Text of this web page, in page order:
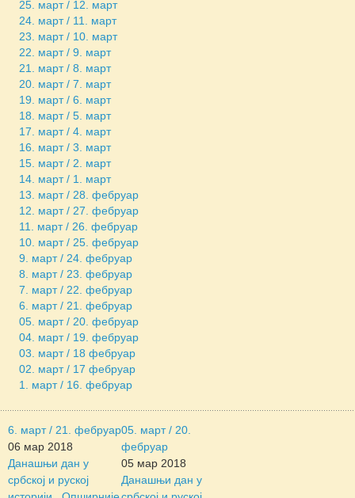
25. март / 12. март
24. март / 11. март
23. март / 10. март
22. март / 9. март
21. март / 8. март
20. март / 7. март
19. март / 6. март
18. март / 5. март
17. март / 4. март
16. март / 3. март
15. март / 2. март
14. март / 1. март
13. март / 28. фебруар
12. март / 27. фебруар
11. март / 26. фебруар
10. март / 25. фебруар
9. март / 24. фебруар
8. март / 23. фебруар
7. март / 22. фебруар
6. март / 21. фебруар
05. март / 20. фебруар
04. март / 19. фебруар
03. март / 18 фебруар
02. март / 17 фебруар
1. март / 16. фебруар
6. март / 21. фебруар
06 мар 2018
Данашњи дан у
србској и руској
05. март / 20.
фебруар
05 мар 2018
Данашњи дан у